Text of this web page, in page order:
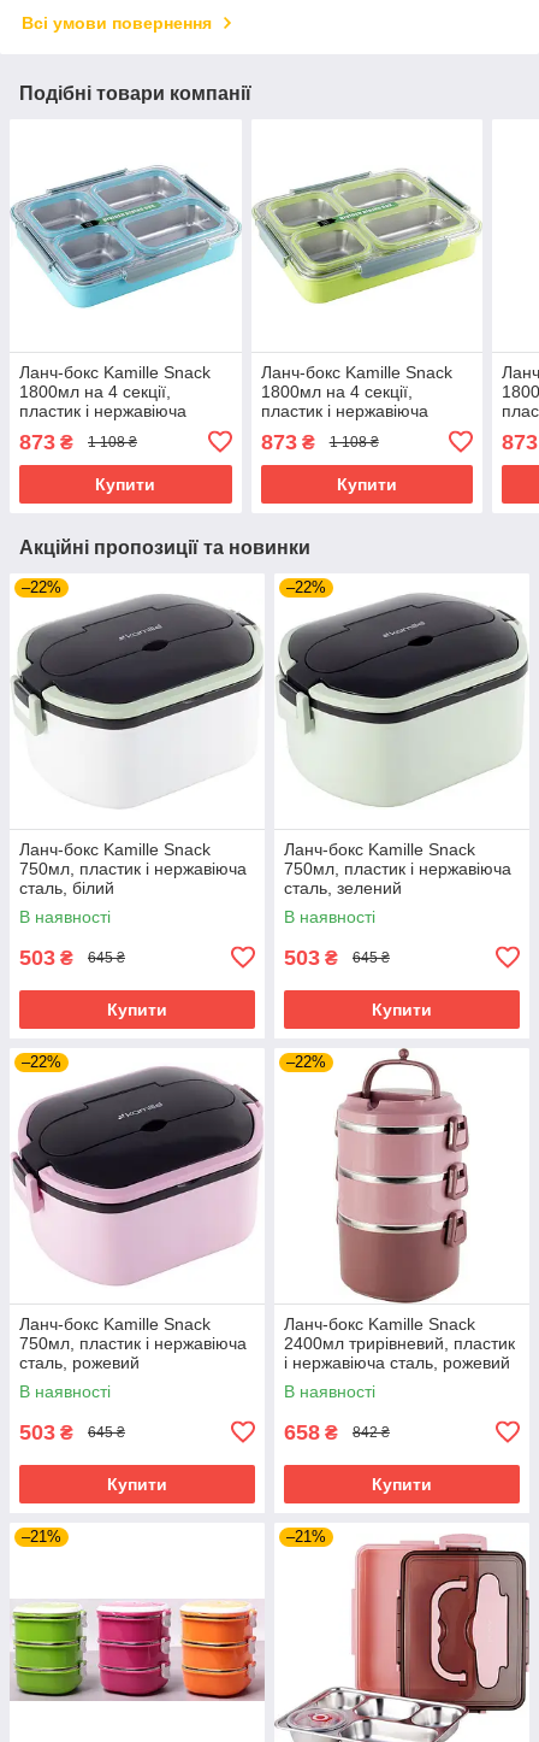
Всі умови повернення
Подібні товари компанії
Ланч-бокс Kamille Snack
1800мл на 4 секції,
пластик і нержавіюча
873 ₴ 1 108 ₴
Купити
Ланч-бокс Kamille Snack
1800мл на 4 секції,
пластик і нержавіюча
873₴ 1 108 ₴
Купити
873
Акційні пропозиції та новинки
–22%
Ланч-бокс Kamille Snack
750мл, пластик і нержавіюча
сталь, білий
В наявності
503 ₴ 645 ₴
Купити
–22%
Ланч-бокс Kamille Snack
750мл, пластик і нержавіюча
сталь, зелений
В наявності
503 ₴ 645 ₴
Купити
–22%
Ланч-бокс Kamille Snack
750мл, пластик і нержавіюча
сталь, рожевий
В наявності
503 ₴ 645 ₴
Купити
–22%
Ланч-бокс Kamille Snack
2400мл трирівневий, пластик
і нержавіюча сталь, рожевий
В наявності
658 ₴ 842 ₴
Купити
–21% –21%